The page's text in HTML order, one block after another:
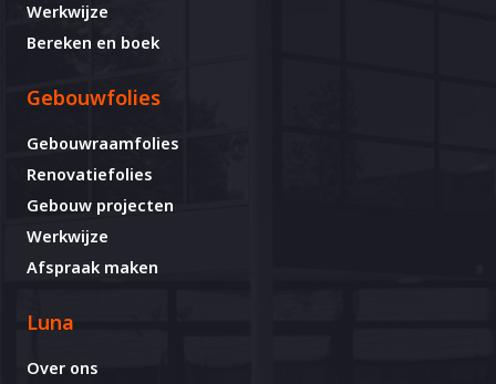
Werkwijze
Bereken en boek
Gebouwfolies
Gebouwraamfolies
Renovatiefolies
Gebouw projecten
Werkwijze
Afspraak maken
Luna
Over ons